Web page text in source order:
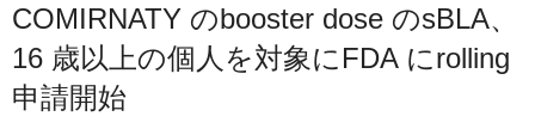
COMIRNATY のbooster dose のsBLA、
16 歳以上の個人を対象にFDA にrolling
申請開始